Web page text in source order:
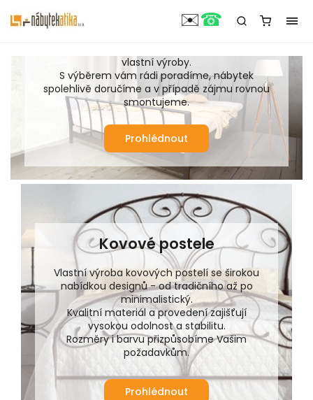
V naší nabídce najdete převážně české výrobky
z masivního dřeva, kvalitní matrace i doplňky k
vlastní výroby.
S výběrem vám rádi poradíme, nábytek
spolehlivě doručíme a v případě zájmu rovnou
smontujeme.
Prohlédnout
Kovové postele
Vlastní výroba kovových postelí se širokou
nabídkou designů - od tradičního až po
minimalistický.
Kvalitní materiál a provedení zajišťují
vysokou odolnost a stabilitu.
Rozměry i barvu přizpůsobíme Vašim
požadavkům.
Prohlédnout
✉️☎